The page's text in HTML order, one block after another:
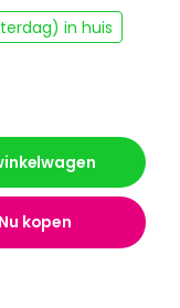
in huis
Nu kopen